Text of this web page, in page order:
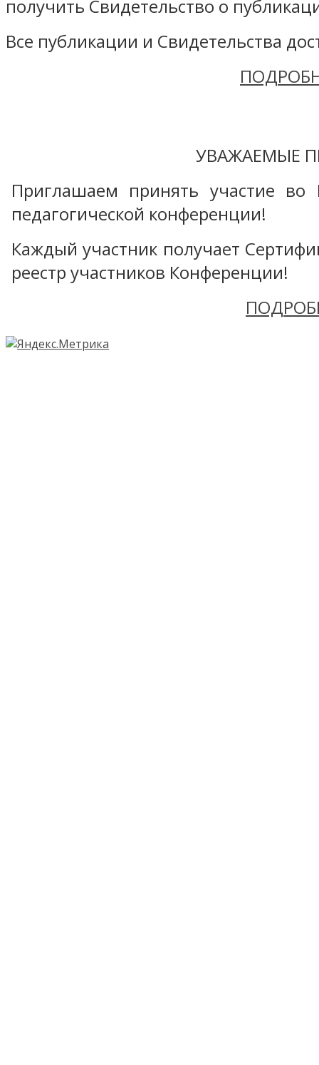
получить Свидетельство о
Все публикации и Свидетельства
УВАЖАЕМЫЕ
Приглашаем принять участие во
педагогической конференции!
Каждый участник получает
реестр участников Конференции!